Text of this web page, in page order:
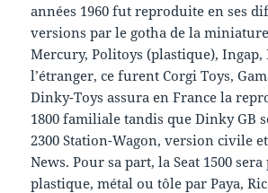
années 1960 fut reproduite en ses
versions par le gotha de la
Mercury, Politoys (plastique), Ingap,
l’étranger, ce furent Corgi Toys,
Dinky-Toys assura en France la
1800 familiale tandis que Dinky GB
2300 Station-Wagon, version civile
News. Pour sa part, la Seat 1500
plastique, métal ou tôle par Paya,